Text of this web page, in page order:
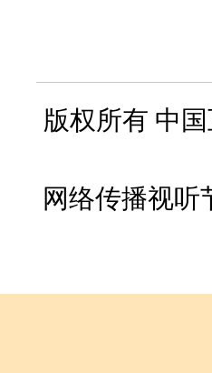
版权所有 中
网络传播视听